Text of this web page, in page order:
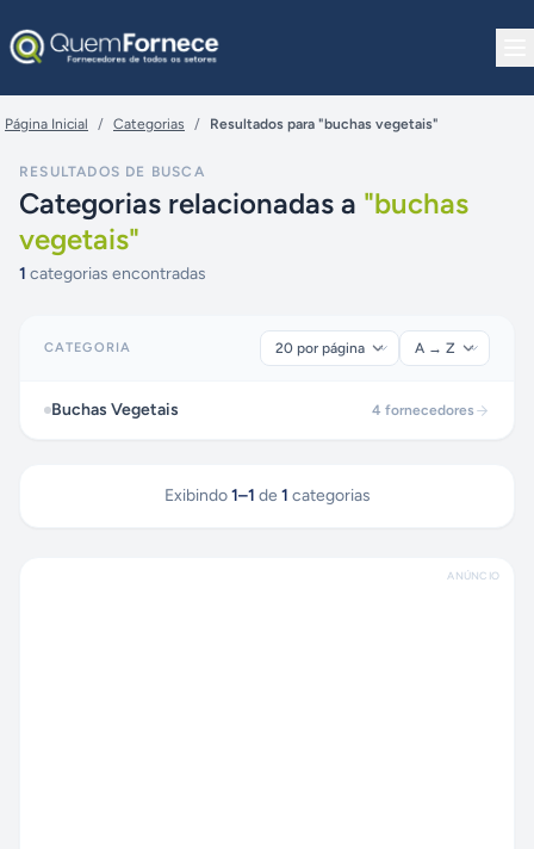
Página Inicial / Categorias / Resultados para "buchas vegetais"
RESULTADOS DE BUSCA
Categorias relacionadas a "buchas
vegetais"
1 categorias encontradas
CATEGORIA
Buchas Vegetais 4 fornecedores
Exibindo 1–1 de 1 categorias
ANÚNCIO